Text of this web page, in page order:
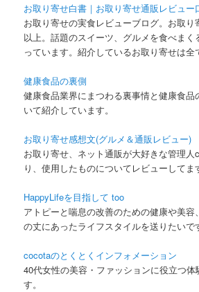
お取り寄せ白書｜お取り寄せ通販レビュー
お取り寄せの実食レビューブログ。お取り
以上。話題のスイーツ、グルメを食べま
っています。紹介しているお取り寄せは全
健康食品の裏側
健康食品業界にまつわる裏事情と健康食品
いて紹介しています。
お取り寄せ感想文(グルメ＆通販レビュー)
お取り寄せ、ネット通販が大好きな管理人
り、使用したものについてレビューしてま
HappyLifeを目指して too
アトピーと喘息の改善のための健康や美
の丈にあったライフスタイルを送りたいで
cocotaのとくとくインフォメーション
40代女性の美容・ファッションに役立つ
す。